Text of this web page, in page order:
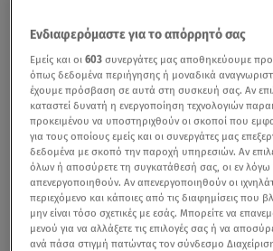
Ενδιαφερόμαστε για το απόρρητό σας
Εμείς και οι603 συνεργάτες μας αποθηκεύουμε
όπως δεδομένα περιήγησης ή μοναδικά
έχουμε πρόσβαση σε αυτά στη συσκευή σας. Αν
καταστεί δυνατή η ενεργοποίηση τεχνολογιών
προκειμένου να υποστηριχθούν οι σκοποί που
για τους οποίους εμείς και οι συνεργάτες μας
δεδομένα με σκοπό την παροχή υπηρεσιών. Αν
όλων ή αποσύρετε τη συγκατάθεσή σας, οι εν λόγω
απενεργοποιηθούν. Αν απενεργοποιηθούν οι
περιεχόμενο και κάποιες από τις διαφημίσεις που
μην είναι τόσο σχετικές με εσάς. Μπορείτε να
μενού για να αλλάξετε τις επιλογές σας ή να
ανά πάσα στιγμή πατώντας τον σύνδεσμο